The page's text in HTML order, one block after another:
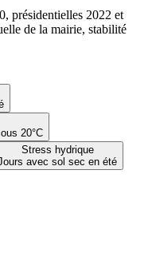
20°C
Stress hydrique
avec sol sec en été
présidentielles 2022 et
de la mairie, stabilité